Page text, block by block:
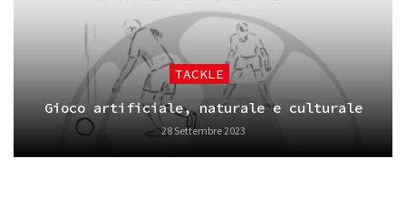
TACKLE
Gioco artificiale, naturale e culturale
28 Settembre 2023